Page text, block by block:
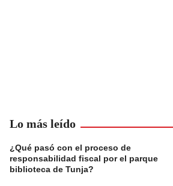
Lo más leído
¿Qué pasó con el proceso de
responsabilidad fiscal por el parque
biblioteca de Tunja?